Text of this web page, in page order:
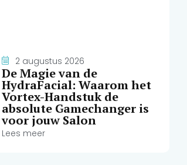
2 augustus 2026
De Magie van de
HydraFacial: Waarom het
Vortex-Handstuk de
absolute Gamechanger is
voor jouw Salon
Lees meer